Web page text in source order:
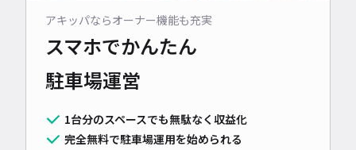
アキッパならオーナー機能も充実
スマホでかんたん
駐車場運営
1台分のスペースでも無駄なく収益化
完全無料で駐車場運用を始められる